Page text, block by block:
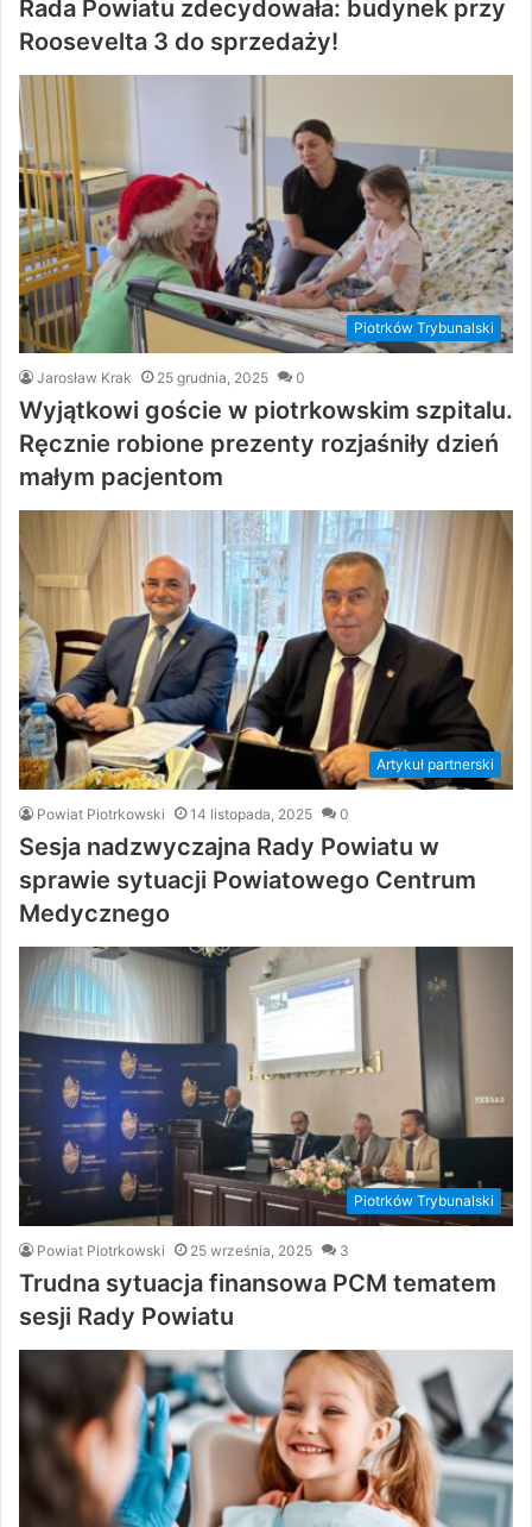
Rada Powiatu zdecydowała: budynek przy
Roosevelta 3 do sprzedaży!
Piotrków Trybunalski
Jarosław Krak 25 grudnia, 2025 0
Wyjątkowi goście w piotrkowskim szpitalu.
Ręcznie robione prezenty rozjaśniły dzień
małym pacjentom
Artykuł partnerski
Powiat Piotrkowski 14 listopada, 2025 0
Sesja nadzwyczajna Rady Powiatu w
sprawie sytuacji Powiatowego Centrum
Medycznego
Piotrków Trybunalski
Powiat Piotrkowski 25 września, 2025 3
Trudna sytuacja finansowa PCM tematem
sesji Rady Powiatu